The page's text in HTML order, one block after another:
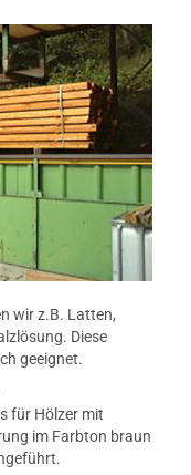
wir z.B. Latten,
Diese
geeignet.
für Hölzer mit
im Farbton braun